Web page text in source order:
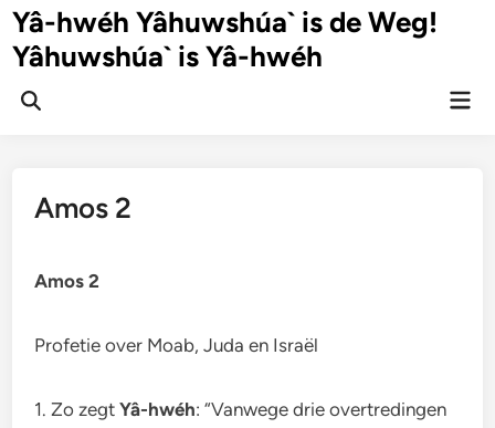
Ga
naar
inhoud
Yâ-hwéh Yâhuwshúa` is de Weg!
Yâhuwshúa` is Yâ-hwéh
Zoeken
Amos 2
Amos 2
Profetie over Moab, Juda en Israël
1. Zo zegtYâ-hwéh: “Vanwege drie overtredingen